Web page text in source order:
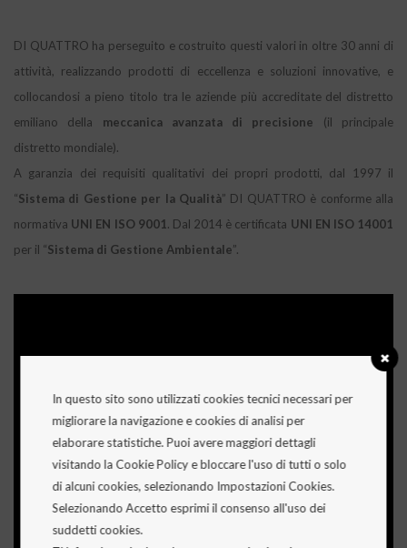
DI QUATTRO ha perseguito e costruito questi valori in oltre 30 anni di
attività, realizzando prodotti di eccellenza e soluzioni innovative, e
collocandosi a pieno titolo tra le aziende più accreditate del distretto
emiliano della meccanica avanzata di precisione (il principale
distretto mondiale).
A garanzia dei requisiti qualitativi dei propri prodotti, dal 1997 il
“Sistema di Gestione per la Qualità” DI QUATTRO è conforme alla
normativa UNI EN ISO 9001. Dal 2014 è certificata UNI EN ISO 14001
per il “Sistema di Gestione Ambientale”.
In questo sito sono utilizzati cookies tecnici necessari per
migliorare la navigazione e cookies di analisi per
elaborare statistiche. Puoi avere maggiori dettagli
visitando la Cookie Policy e bloccare l'uso di tutti o solo
di alcuni cookies, selezionando Impostazioni Cookies.
Selezionando Accetto esprimi il consenso all'uso dei
suddetti cookies.